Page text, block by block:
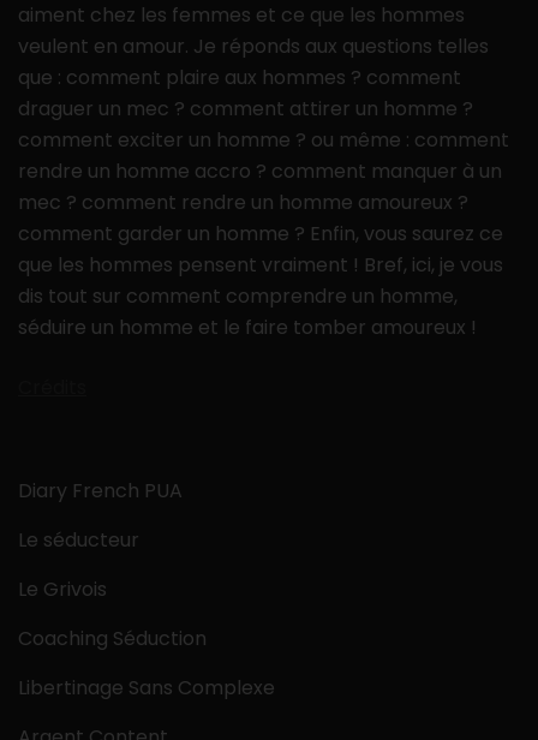
aiment chez les femmes et ce que les hommes
veulent en amour. Je réponds aux questions telles
que : comment plaire aux hommes ? comment
draguer un mec ? comment attirer un homme ?
comment exciter un homme ? ou même : comment
rendre un homme accro ? comment manquer à un
mec ? comment rendre un homme amoureux ?
comment garder un homme ? Enfin, vous saurez ce
que les hommes pensent vraiment ! Bref, ici, je vous
dis tout sur comment comprendre un homme,
séduire un homme et le faire tomber amoureux !
Diary French PUA
Le séducteur
Le Grivois
Coaching Séduction
Libertinage Sans Complexe